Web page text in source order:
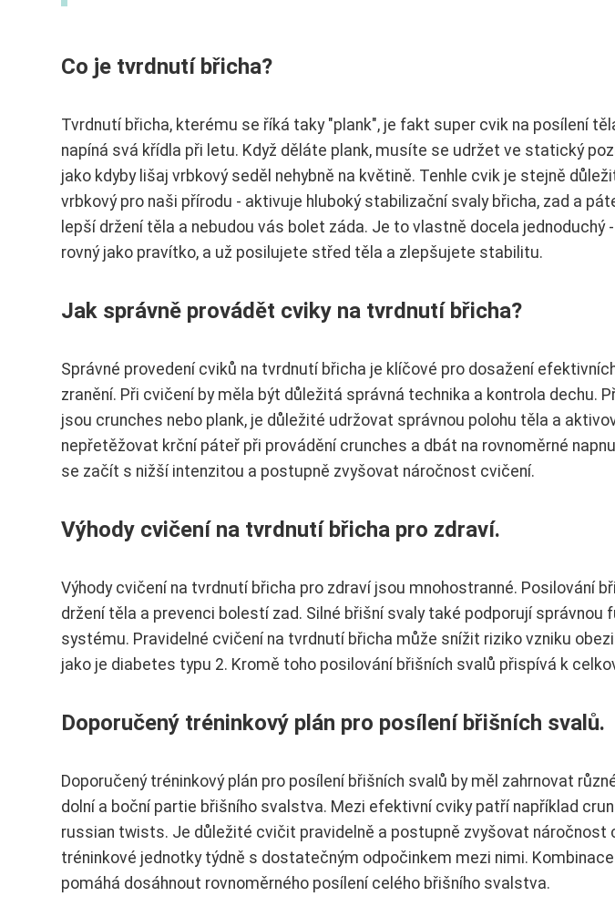
Co je tvrdnutí břicha?
Tvrdnutí břicha, kterému se říká taky "plank", je fakt super cvik na posílení
napíná svá křídla při letu. Když děláte plank, musíte se udržet ve statický
jako kdyby lišaj vrbkový seděl nehybně na květině. Tenhle cvik je stejně
vrbkový pro naši přírodu - aktivuje hluboký stabilizační svaly břicha, zad a
lepší držení těla a nebudou vás bolet záda. Je to vlastně docela
rovný jako pravítko, a už posilujete střed těla a zlepšujete stabilitu.
Jak správně provádět cviky na tvrdnutí břicha?
Správné provedení cviků na tvrdnutí břicha je klíčové pro dosažení
zranění. Při cvičení by měla být důležitá správná technika a kontrola dechu.
jsou crunches nebo plank, je důležité udržovat správnou polohu těla a
nepřetěžovat krční páteř při provádění crunches a dbát na rovnoměrné
se začít s nižší intenzitou a postupně zvyšovat náročnost cvičení.
Výhody cvičení na tvrdnutí břicha pro zdraví.
Výhody cvičení na tvrdnutí břicha pro zdraví jsou mnohostranné. Posilování
držení těla a prevenci bolestí zad. Silné břišní svaly také podporují správnou
systému. Pravidelné cvičení na tvrdnutí břicha může snížit riziko vzniku
jako je diabetes typu 2. Kromě toho posilování břišních svalů přispívá k
Doporučený tréninkový plán pro posílení břišních svalů.
Doporučený tréninkový plán pro posílení břišních svalů by měl zahrnovat
dolní a boční partie břišního svalstva. Mezi efektivní cviky patří například
russian twists. Je důležité cvičit pravidelně a postupně zvyšovat náročnost
tréninkové jednotky týdně s dostatečným odpočinkem mezi nimi.
pomáhá dosáhnout rovnoměrného posílení celého břišního svalstva.